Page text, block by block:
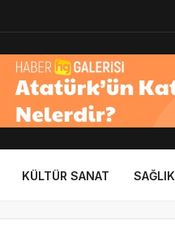
KÜLTÜR SANAT SAĞLIK